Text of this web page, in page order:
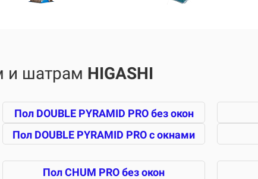
и шатрам HIGASHI
Пол DOUBLE PYRAMID PRO без окон
Пол DOUBLE PYRAMID PRO с окнами
Пол CHUM PRO без окон